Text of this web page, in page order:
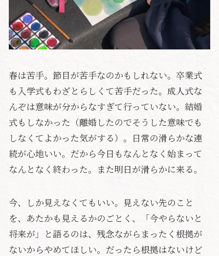
春は苦手。節目が苦手なのかもしれない。卒業式
も入学式もわざとらしくて苦手だった。成人式な
んぞは意味が分からなすぎて行っていない。結婚
式もしなかった（離婚したのでそうした意味でも
しなくてよかった気がする）。日常の滑らかな連
続が心地いい。だから今日もなんとなく始まって
なんとなく終わった。また明日が滑らかに来る。
今、しか見えなくてもいい。見えない先のこと
を、あたかも見えるかのごとく、「今やらないと
将来が」と語るのは、残念ながらまったく根拠が
ないからやめてほしい。だったら根拠はないけど